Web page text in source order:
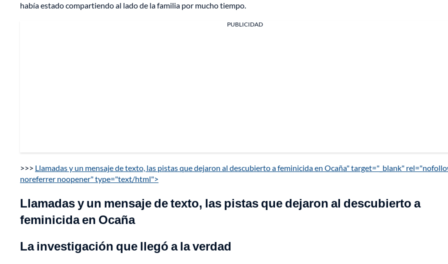
había estado compartiendo al lado de la familia por mucho tiempo.
PUBLICIDAD
>>> Llamadas y un mensaje de texto, las pistas que dejaron al descubierto a feminicida en Ocaña" target="_blank"
noreferrer noopener" type="text/html">
Llamadas y un mensaje de texto, las pistas que dejaron al descubierto a
feminicida en Ocaña
La investigación que llegó a la verdad